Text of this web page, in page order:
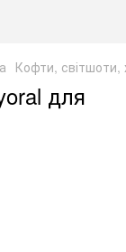
Кофти, світшоти,
для